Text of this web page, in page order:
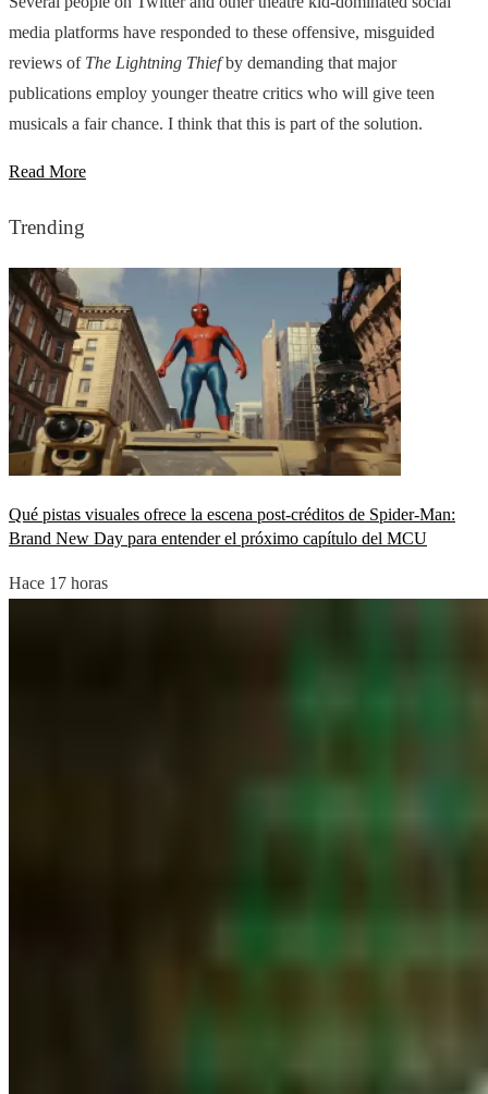
media platforms have responded to these offensive, misguided
reviews of The Lightning Thiefby demanding that major
publications employ younger theatre critics who will give teen
musicals a fair chance. I think that this is part of the solution.
Read More
Trending
Qué pistas visuales ofrece la escena post-créditos de Spider-Man:
Brand New Day para entender el próximo capítulo del MCU
Hace 17 horas